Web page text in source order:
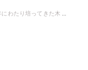
にわたり培ってきた木